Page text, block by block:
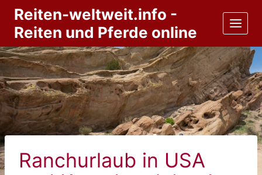
Zum
Inhalt
springen
Reiten-weltweit.info -
Reiten und Pferde online
Ranchurlaub in USA